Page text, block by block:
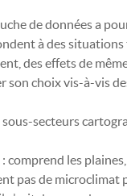
de données a
à des
des effets de
son choix vis-à-vis
sous-secteurs
comprend les
pas de microclimat